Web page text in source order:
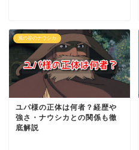
風の谷のナウシカ
ユパ様の正体は何者？経歴や
強さ・ナウシカとの関係も徹
底解説